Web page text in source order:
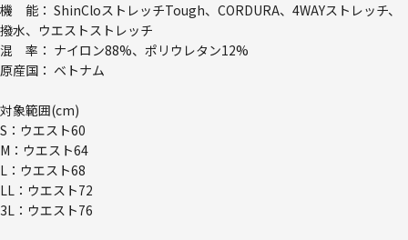
機 能： ShinCloストレッチTough、CORDURA、4WAYストレッチ、
撥水、ウエストストレッチ
混 率： ナイロン88%、ポリウレタン12%
原産国： ベトナム
対象範囲(cm)
S：ウエスト60
M：ウエスト64
L：ウエスト68
LL：ウエスト72
3L：ウエスト76